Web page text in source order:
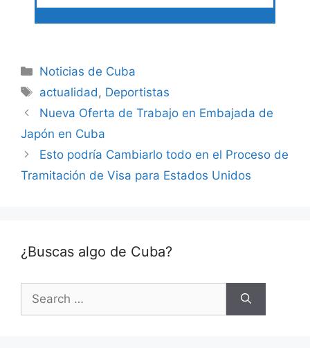
Categories
Noticias de Cuba
Tags
actualidad , Deportistas
Nueva Oferta de Trabajo en Embajada de
Japón en Cuba
Esto podría Cambiarlo todo en el Proceso de
Tramitación de Visa para Estados Unidos
¿Buscas algo de Cuba?
for: